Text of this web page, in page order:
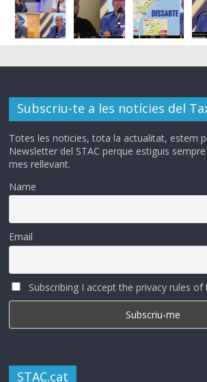
Subscriu-te a les notícies del
Totes les noticies, tota la actualitat, estem
Newsletter del STAC perque estiguis
mes rellevant.
Name
Email
Subscribing I accept the privacy rules of
STAC.cat